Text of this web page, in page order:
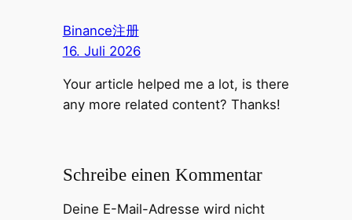
Binance注册
16. Juli 2026
Your article helped me a lot, is there
any more related content? Thanks!
Schreibe einen Kommentar
Deine E-Mail-Adresse wird nicht